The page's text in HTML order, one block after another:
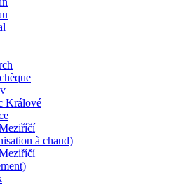
Králové
à chaud)